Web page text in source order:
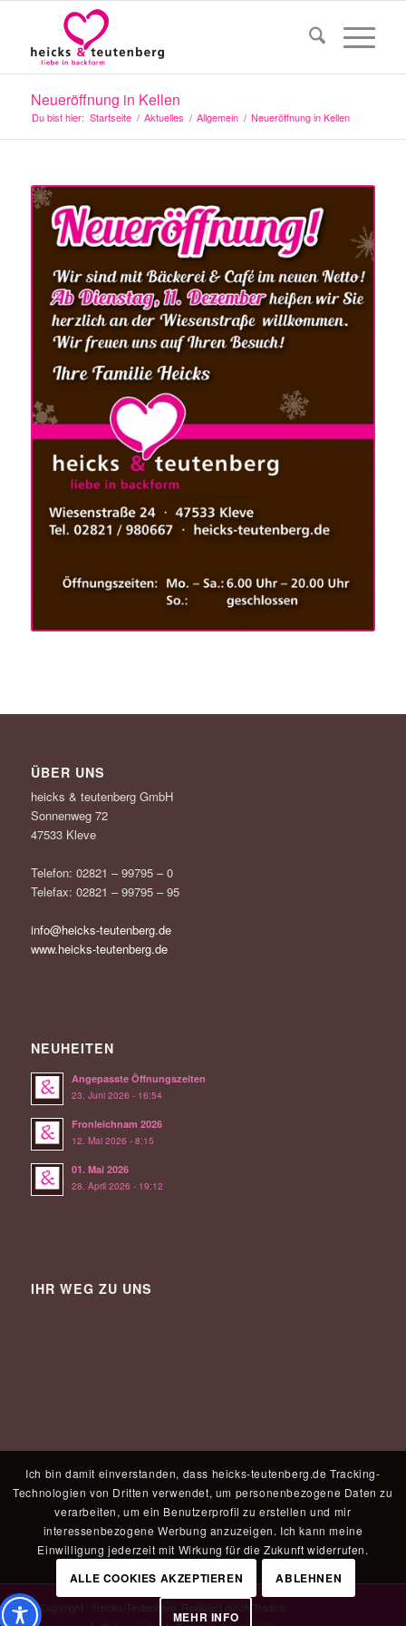
Neueröffnung in Kellen
Du bist hier: Startseite / Aktuelles / Allgemein / Neueröffnung in Kellen
ÜBER UNS
heicks & teutenberg GmbH
Sonnenweg 72
47533 Kleve
Telefon: 02821 – 99795 – 0
Telefax: 02821 – 99795 – 95
info@heicks-teutenberg.de
www.heicks-teutenberg.de
NEUHEITEN
Angepasste Öffnungszeiten
23. Juni 2026 - 16:54
Fronleichnam 2026
12. Mai 2026 - 8:15
01. Mai 2026
28. April 2026 - 19:12
IHR WEG ZU UNS
© Copyright - Heicks-Teutenberg. Realisiert durch Tradino
Ich bin damit einverstanden, dass heicks-teutenberg.de Tracking-
Technologien von Dritten verwendet, um personenbezogene Daten zu
verarbeiten, um ein Benutzerprofil zu erstellen und mir
interessenbezogene Werbung anzuzeigen. Ich kann meine
Einwilligung jederzeit mit Wirkung für die Zukunft widerrufen.
ALLE COOKIES AKZEPTIEREN ABLEHNEN
MEHR INFO